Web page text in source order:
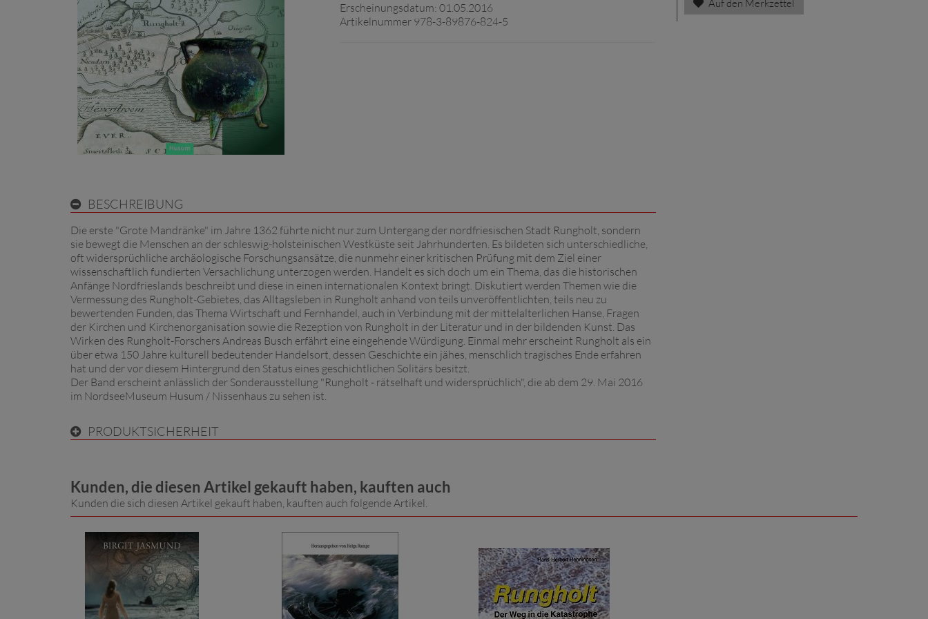
Erscheinungsdatum: 01.05.2016
Artikelnummer 978-3-89876-824-5
Auf den Merkzettel
BESCHREIBUNG
Die erste "Grote Mandränke" im Jahre 1362 führte nicht nur zum Untergang der nordfriesischen Stadt Rungholt, sondern
sie bewegt die Menschen an der schleswig-holsteinischen Westküste seit Jahrhunderten. Es bildeten sich unterschiedliche,
oft widersprüchliche archäologische Forschungsansätze, die nunmehr einer kritischen Prüfung mit dem Ziel einer
wissenschaftlich fundierten Versachlichung unterzogen werden. Handelt es sich doch um ein Thema, das die historischen
Anfänge Nordfrieslands beschreibt und diese in einen internationalen Kontext bringt. Diskutiert werden Themen wie die
Vermessung des Rungholt-Gebietes, das Alltagsleben in Rungholt anhand von teils unveröffentlichten, teils neu zu
bewertenden Funden, das Thema Wirtschaft und Fernhandel, auch in Verbindung mit der mittelalterlichen Hanse, Fragen
der Kirchen und Kirchenorganisation sowie die Rezeption von Rungholt in der Literatur und in der bildenden Kunst. Das
Wirken des Rungholt-Forschers Andreas Busch erfährt eine eingehende Würdigung. Einmal mehr erscheint Rungholt als ein
über etwa 150 Jahre kulturell bedeutender Handelsort, dessen Geschichte ein jähes, menschlich tragisches Ende erfahren
hat und der vor diesem Hintergrund den Status eines geschichtlichen Solitärs besitzt.
Der Band erscheint anlässlich der Sonderausstellung "Rungholt - rätselhaft und widersprüchlich", die ab dem 29. Mai 2016
im NordseeMuseum Husum / Nissenhaus zu sehen ist.
PRODUKTSICHERHEIT
Kunden, die diesen Artikel gekauft haben, kauften auch
Kunden die sich diesen Artikel gekauft haben, kauften auch folgende Artikel.